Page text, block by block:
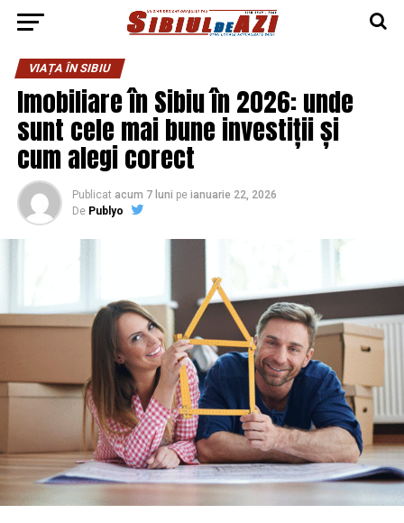
VIAȚA ÎN SIBIU
Imobiliare în Sibiu în 2026: unde
sunt cele mai bune investiții și
cum alegi corect
Publicat acum 7 luni pe ianuarie 22, 2026
De Publyo